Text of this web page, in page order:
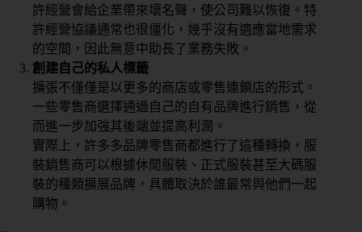
許經營會給企業帶來壞名聲，使公司難以恢復。特
許經營協議通常也很僵化，幾乎沒有適應當地需求
的空間，因此無意中助長了業務失敗。
創建自己的私人標籤
擴張不僅僅是以更多的商店或零售連鎖店的形式。
一些零售商選擇通過自己的自有品牌進行銷售，從
而進一步加強其後端並提高利潤。
實際上，許多多品牌零售商都進行了這種轉換，服
裝銷售商可以根據休閒服裝、正式服裝甚至大碼服
裝的種類擴展品牌，具體取決於誰最常與他們一起
購物。
員
系
費
預
約
詢